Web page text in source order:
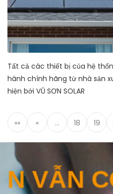
Tất cả các thiết bị của hệ
hành chính hãng từ nhà sản
hiện bởi VŨ SƠN SOLAR
«« « … 18 19